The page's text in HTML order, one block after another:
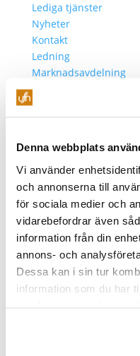
Denna webbplats
Vi använder
och annonserna till
för sociala medier och
vidarebefordrar även
information från din
annons- och
Dessa kan i sin tur
information som du har
Lediga tjänster
Nyheter
Kontakt
Ledning
Marknadsavdelning
Konferensservice
Äpplet
Fastighet
Ekonomi
Offert
Välj en sida
Bengt